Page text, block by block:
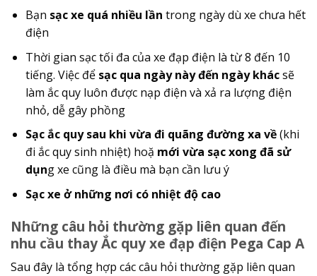
Bạn sạc xe quá nhiều lần trong ngày dù xe chưa hết
điện
Thời gian sạc tối đa của xe đạp điện là từ 8 đến 10
tiếng. Việc đểsạc qua ngày này đến ngày khácsẽ
làm ắc quy luôn được nạp điện và xả ra lượng điện
nhỏ, dễ gây phồng
Sạc ắc quy sau khi vừa đi quãng đường xa về(khi
đi ắc quy sinh nhiệt) hoặ mới vừa sạc xong đã sử
dụng xe cũng là điều mà bạn cần lưu ý
Sạc xe ở những nơi có nhiệt độ cao
Những câu hỏi thường gặp liên quan đến
nhu cầu thay Ắc quy xe đạp điện Pega Cap A
Sau đây là tổng hợp các câu hỏi thường gặp liên quan